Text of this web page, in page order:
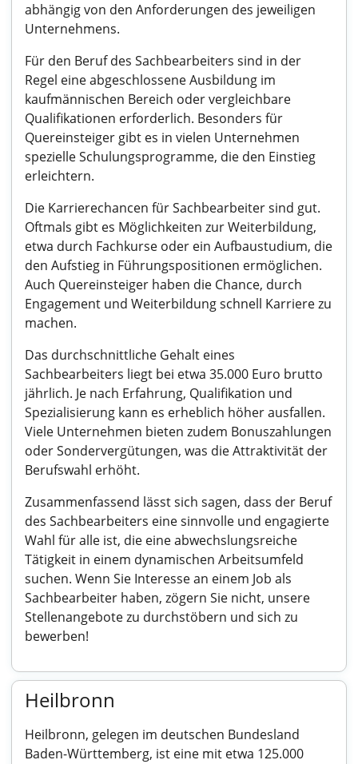
abhängig von den Anforderungen des jeweiligen
Unternehmens.
Für den Beruf des Sachbearbeiters sind in der
Regel eine abgeschlossene Ausbildung im
kaufmännischen Bereich oder vergleichbare
Qualifikationen erforderlich. Besonders für
Quereinsteiger gibt es in vielen Unternehmen
spezielle Schulungsprogramme, die den Einstieg
erleichtern.
Die Karrierechancen für Sachbearbeiter sind gut.
Oftmals gibt es Möglichkeiten zur Weiterbildung,
etwa durch Fachkurse oder ein Aufbaustudium, die
den Aufstieg in Führungspositionen ermöglichen.
Auch Quereinsteiger haben die Chance, durch
Engagement und Weiterbildung schnell Karriere zu
machen.
Das durchschnittliche Gehalt eines
Sachbearbeiters liegt bei etwa 35.000 Euro brutto
jährlich. Je nach Erfahrung, Qualifikation und
Spezialisierung kann es erheblich höher ausfallen.
Viele Unternehmen bieten zudem Bonuszahlungen
oder Sondervergütungen, was die Attraktivität der
Berufswahl erhöht.
Zusammenfassend lässt sich sagen, dass der Beruf
des Sachbearbeiters eine sinnvolle und engagierte
Wahl für alle ist, die eine abwechslungsreiche
Tätigkeit in einem dynamischen Arbeitsumfeld
suchen. Wenn Sie Interesse an einem Job als
Sachbearbeiter haben, zögern Sie nicht, unsere
Stellenangebote zu durchstöbern und sich zu
bewerben!
Heilbronn
Heilbronn, gelegen im deutschen Bundesland
Baden-Württemberg, ist eine mit etwa 125.000